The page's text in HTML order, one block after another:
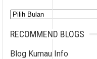
Arsip
RECOMMEND BLOGS
Blog Kumau Info